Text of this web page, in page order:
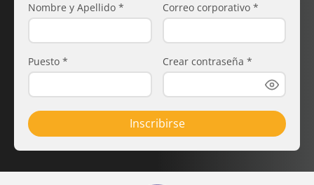
Nombre y Apellido * Correo corporativo *
Puesto * Crear contraseña *
Inscribirse